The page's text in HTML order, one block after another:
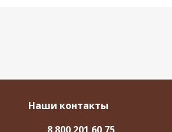
Наши контакты